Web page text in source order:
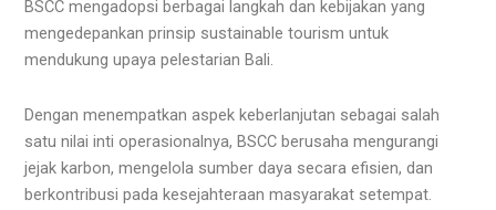
BSCC mengadopsi berbagai langkah dan kebijakan yang
mengedepankan prinsip sustainable tourism untuk
mendukung upaya pelestarian Bali.
Dengan menempatkan aspek keberlanjutan sebagai salah
satu nilai inti operasionalnya, BSCC berusaha mengurangi
jejak karbon, mengelola sumber daya secara efisien, dan
berkontribusi pada kesejahteraan masyarakat setempat.